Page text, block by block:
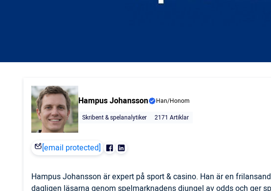
Hampus Johansson
Han/Honom
Skribent & spelanalytiker
2171 Artiklar
[email protected]
Hampus Johansson är expert på sport & casino. Han är en
dagligen läsarna genom spelmarknadens djungel av odds och ger